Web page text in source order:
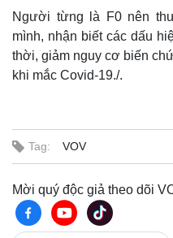
Người từng là F0 nên
mình, nhận biết các dấu
thời, giảm nguy cơ biến
khi mắc Covid-19./.
Tag: VOV
Mời quý độc giả theo dõi